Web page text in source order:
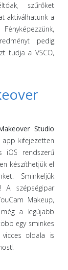
szűrőket
aktiválhatunk a
pedig
tudja a VSCO,
Studio
app kifejezetten
iOS rendszerű
készíthetjük el
Sminkeljük
A szépségipar
Makeup,
a legújabb
egy sminkes
oldala is